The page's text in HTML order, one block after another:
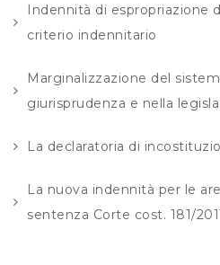
Indennità di espropriazione
criterio indennitario
Marginalizzazione del
giurisprudenza e nella
La declaratoria di
La nuova indennità per le
sentenza Corte cost. 181/